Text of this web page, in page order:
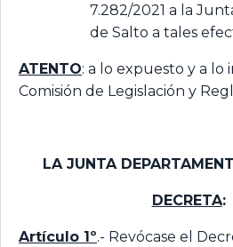
7.282/2021 a la
de Salto a tales
ATENTO: a lo expuesto y a lo
Comisión de Legislación y
LA JUNTA
DECRETA:
Artículo 1º.- Revócase el